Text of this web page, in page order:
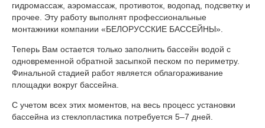
гидромассаж, аэромассаж, противоток, водопад, подсветку и
прочее. Эту работу выполнят профессиональные
монтажники компании «БЕЛОРУССКИЕ БАССЕЙНЫ».
Теперь Вам остается только заполнить бассейн водой с
одновременной обратной засыпкой песком по периметру.
Финальной стадией работ является облагораживание
площадки вокруг бассейна.
С учетом всех этих моментов, на весь процесс установки
бассейна из стеклопластика потребуется 5–7 дней.